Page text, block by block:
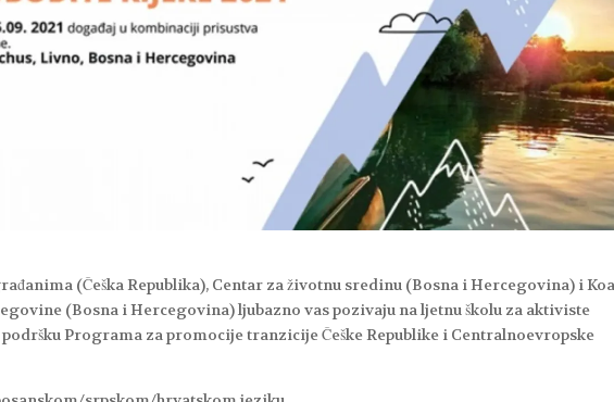
(Češka Republika), Centar za životnu sredinu (Bosna i Hercegovina) i
(Bosna i Hercegovina) ljubazno vas pozivaju na ljetnu školu za aktiviste
Programa za promocije tranzicije Češke Republike i Centralnoevropske